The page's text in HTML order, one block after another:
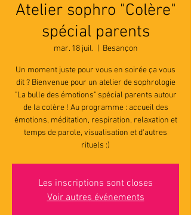
Atelier sophro "Colère"
spécial parents
mar. 18 juil. Besançon
Un moment juste pour vous en soirée ça vous
dit ? Bienvenue pour un atelier de sophrologie
"La bulle des émotions" spécial parents autour
de la colère ! Au programme : accueil des
émotions, méditation, respiration, relaxation et
temps de parole, visualisation et d'autres
rituels :)
Les inscriptions sont closes
Voir autres événements